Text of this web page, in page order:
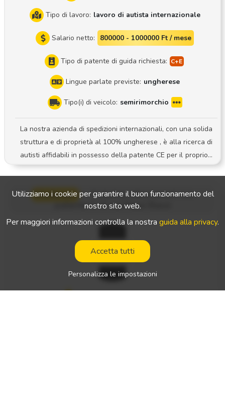
Tipo di lavoro: lavoro di autista internazionale
Salario netto: 800000 - 1000000 Ft / mese
Tipo di patente di guida richiesta:
Lingue parlate previste: ungherese
Tipo(i) di veicolo: semirimorchio
La nostra azienda di spedizioni internazionali, con una solida
struttura e di proprietà al 100% ungherese , è alla ricerca di
autisti affidabili in possesso della patente CE per il proprio t
eam in espansione! Mansioni: guida di autotreni con semirim
giovane e ben mantenuta: lavoriamo con moderni autotreni
con semirimorchio telonato. Un supporto sicuro: rapporto di
lavoro regolare e incarichi di trasporto continui e a lungo te
a e corretta (netta [ad es. 850.000 - 1.000.000 Ft/mese] Se
rno e ben mantenuto, DAF Struttura aziendale solida, di pro
Werkman —Autisti professionisti con
patente C+E nei Paesi Bassi
Utilizziamo i cookie per garantire il buon funzionamento del
nostro sito web.
Per maggiori informazioni controlla la nostra guida alla privacy.
Accetta tutti
Personalizza le impostazioni